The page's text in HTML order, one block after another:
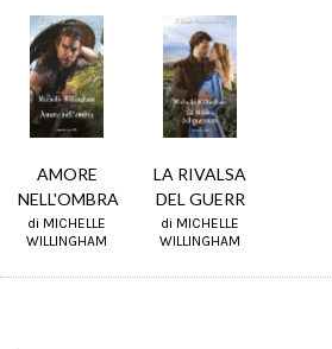
AMORE
NELL'OMBRA
di MICHELLE
WILLINGHAM
LA RIVALSA
DEL GUERR
di MICHELLE
WILLINGHAM